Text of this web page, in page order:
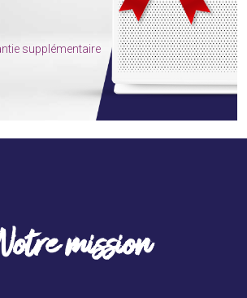
supplémentaire
mission